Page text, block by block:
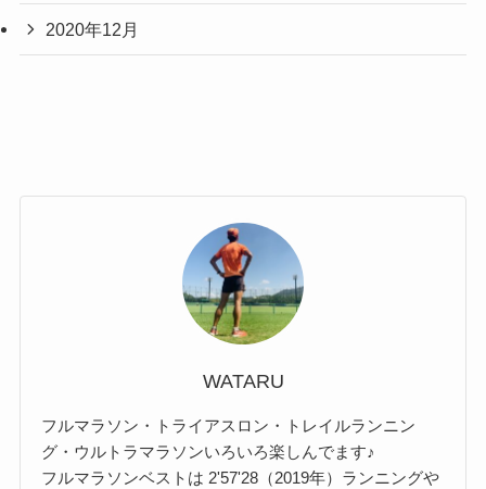
2020年12月
WATARU
フルマラソン・トライアスロン・トレイルランニン
グ・ウルトラマラソンいろいろ楽しんでます♪
フルマラソンベストは 2'57'28（2019年）ランニングや